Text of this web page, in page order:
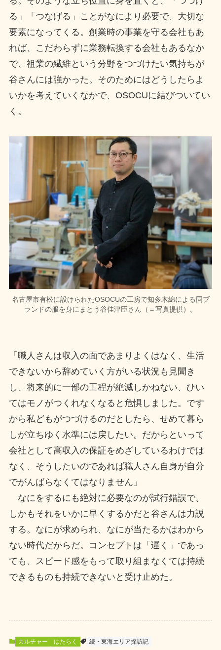
る」「つなげる」ことがなにより必要で、大切な
要素になってくる。創業時の事業を守る会社もあ
れば、こだわらずに業務転換する会社もあるなか
で、祖業の繊維という分野をつづけたい気持ちが
谷さんには強かった。そのためにはどうしたらよ
いかを考えていくなかで、OSOCUに結びついてい
く。
名古屋市有松に設けられたOSOCUの工房で知多木綿による同ブ
ランドの服を身にまとう谷佳津臣さん（＝写真提供）。
「職人さんは収入の面であまりよくはなく、生活
できないから辞めていく方がいる状況も見聞き
し、将来的に一部の工程が絶滅しかねない、ひい
てはモノがつくれなくなると危惧しました。です
から私どもがつづけるのだとしたら、せめて暮ら
しが立ちゆく水準には戻したい。だからといって
会社として高収入の保証をめざしているわけでは
なく、そうしたいのであれば職人さん自身が自分
でがんばらなくてはなりません」
なにをするにも絶対に必要なのが試行錯誤で、
しかもそれをいかに早くするかだと谷さんは力説
する。なにが求められ、なにが当たるかはわから
ない時代だからだ。コンセプトは「遅く」であっ
ても、スピード感をもって取り組まなくては持続
できるものも持続できないと受け止めた。
カルチャー はたらく 続・東海エリア探訪記